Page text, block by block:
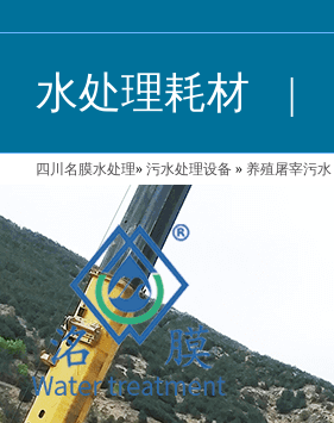
水处理耗材 |
四川名膜水处理» 污水处理设备 » 养殖屠宰污水